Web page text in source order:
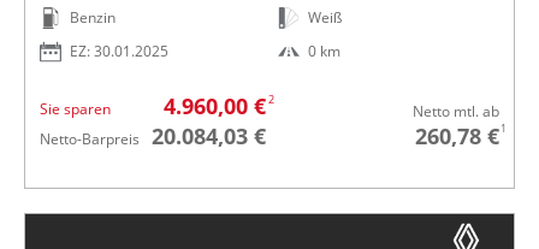
Benzin
EZ: 30.01.2025
Weiß
0 km
Sie sparen 4.960,00 €2
Netto-Barpreis 20.084,03 €
Netto mtl. ab
260,78 €1